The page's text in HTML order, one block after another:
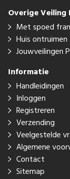
Overige Veiling
Met spoed
Huis ontruimen
Jouwveilingen
Informatie
Handleidingen
Inloggen
Registreren
Verzending
Veelgestelde
Algemene
Contact
Sitemap